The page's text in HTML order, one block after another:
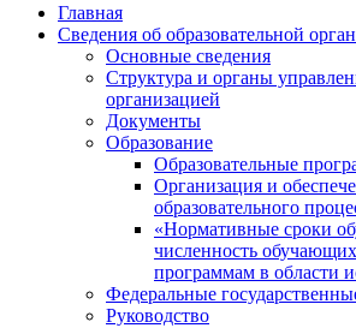
Главная
Сведения об образовательной
Основные сведения
Структура и органы
организацией
Документы
Образование
Образовательные
Организация и
образовательного
«Нормативные сроки
численность
программам в области
Федеральные
Руководство